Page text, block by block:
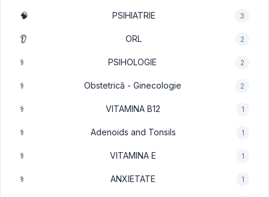
🧠 PSIHIATRIE 3
👂 ORL 2
⚕️ PSIHOLOGIE 2
⚕️ Obstetrică - Ginecologie 2
⚕️ VITAMINA B12 1
⚕️ Adenoids and Tonsils 1
⚕️ VITAMINA E 1
⚕️ ANXIETATE 1